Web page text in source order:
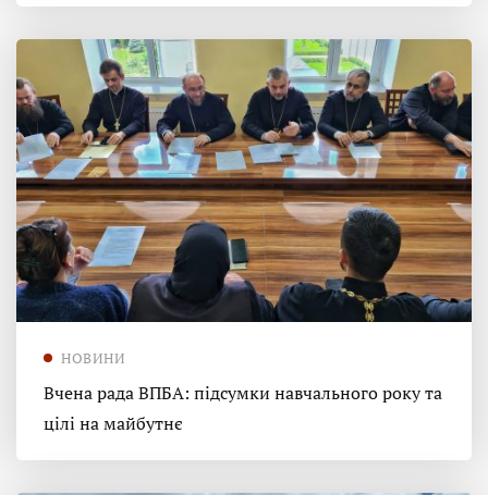
НОВИНИ
Вчена рада ВПБА: підсумки навчального року та
цілі на майбутнє